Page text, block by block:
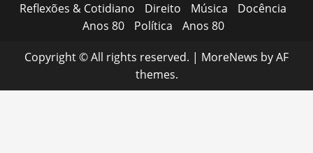
Reflexões & Cotidiano Direito Música
Docência
Anos 80
Política Anos 80
Copyright © All rights reserved. | MoreNews by AF
themes.